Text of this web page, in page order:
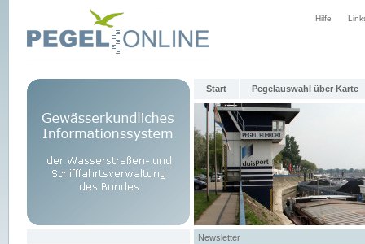
Hilfe
Start Pegelauswahl über Karte
Newsletter